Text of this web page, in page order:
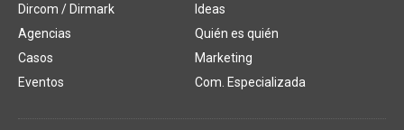
Dircom / Dirmark
Agencias
Casos
Eventos
Ideas
Quién es quién
Marketing
Com. Especializada